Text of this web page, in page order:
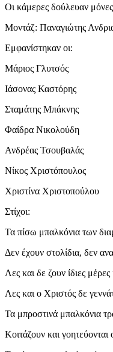
Οι κάμερες δούλευαν
Μοντάζ: Παναγιώτης
Εμφανίστηκαν οι:
Μάριος Γλυτσός
Ιάσονας Καστόρης
Σταμάτης Μπάκνης
Φαίδρα Νικολούδη
Ανδρέας Τσουβαλάς
Νίκος Χριστόπουλος
Χριστίνα Χριστοπούλου
Στίχοι:
Τα πίσω μπαλκόνια των
Δεν έχουν στολίδια, δεν
Λες και δε ζουν ίδιες
Λες και ο Χριστός δε
Τα μπροστινά μπαλκόνια
Κοιτάζουν και γοητεύονται